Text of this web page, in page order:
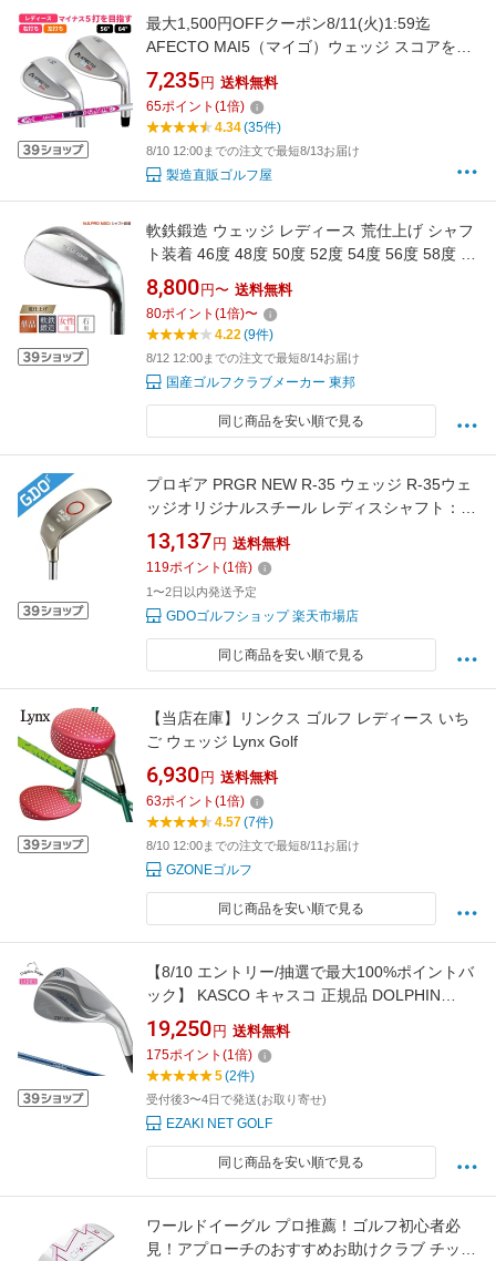
最大1,500円OFFクーポン8/11(火)1:59迄
AFECTO MAI5（マイゴ）ウェッジ スコアを縮
めよう！カンタンに-5打！目指せ100切り！レ
ディース ウェッジ／右利き用/左利き用！女性
用 ：【製造直販ゴルフ屋】※
7,235 円 送料無料
65ポイント (1倍)
4.34(35件)
8/10 12:00までの注文で最短8/13お届け
製造直販ゴルフ屋
軟鉄鍛造 ウェッジ レディース 荒仕上げ シャフ
ト装着 46度 48度 50度 52度 54度 56度 58度 60
度 62度 FORGED フォージド ウエッジ ゴルフ
クラブ 粗仕上げ 粗研磨仕上げ 荒研磨仕上げ ゴ
ルフ女子 地クラブ レディース 東邦ゴルフ
S20C 丸棒鍛造 日本シャフト NS-CI
8,800 円〜 送料無料
80ポイント (1倍)〜
4.22(9件)
8/12 12:00までの注文で最短8/14お届け
国産ゴルフクラブメーカー 東邦
同じ商品を安い順で見る
プロギア PRGR NEW R-35 ウェッジ R-35ウェ
ッジオリジナルスチール レディスシャフト：R-
35ウェッジオリジナルスチールシャフト
13,137 円 送料無料
119ポイント (1倍)
1〜2日以内発送予定
GDOゴルフショップ 楽天市場店
同じ商品を安い順で見る
【当店在庫】リンクス ゴルフ レディース いち
ご ウェッジ Lynx Golf
6,930 円 送料無料
63ポイント (1倍)
4.57(7件)
8/10 12:00までの注文で最短8/11お届け
GZONEゴルフ
同じ商品を安い順で見る
【8/10 エントリー/抽選で最大100%ポイントバ
ック】 KASCO キャスコ 正規品 DOLPHIN
WEDGE DW-125G for LADIES ドルフィン ウェ
ッジ レディス ( セミグースネック ) Dolphin
DP-231Lカーボンシャフト 2025モデル
19,250 円 送料無料
175ポイント (1倍)
5(2件)
受付後3〜4日で発送(お取り寄せ)
EZAKI NET GOLF
同じ商品を安い順で見る
ワールドイーグル プロ推薦！ゴルフ初心者必
見！アプローチのおすすめお助けクラブ チッパ